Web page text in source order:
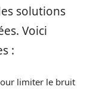
solutions
Voici
:
limiter le bruit